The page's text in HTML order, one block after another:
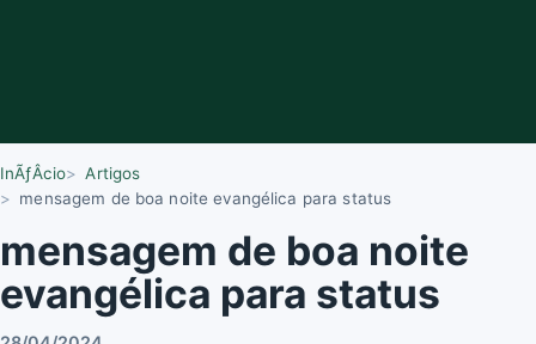
InÃƒÂ­cio
Artigos
mensagem de boa noite evangélica para status
mensagem de boa noite
evangélica para status